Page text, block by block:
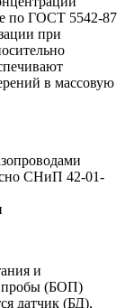
по ГОСТ 5542-87
при
в массовую
СНиП 42-01-
и
пробы (БОП)
датчик (БД),